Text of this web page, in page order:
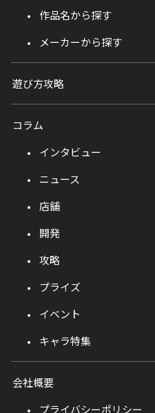
作品名から探す
メーカーから探す
遊び方攻略
コラム
インタビュー
ニュース
店舗
開発
攻略
プライズ
イベント
キャラ特集
会社概要
プライバシーポリシー